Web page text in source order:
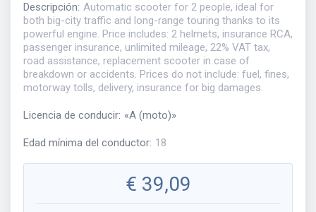
Descripción: Automatic scooter for 2 people, ideal for
both big-city traffic and long-range touring thanks to its
powerful engine. Price includes: 2 helmets, insurance RCA,
passenger insurance, unlimited mileage, 22% VAT tax,
road assistance, replacement scooter in case of
breakdown or accidents. Prices do not include: fuel, fines,
motorway tolls, delivery, insurance for big damages.
Licencia de conducir: «A (moto)»
Edad mínima del conductor: 18
€ 39,09